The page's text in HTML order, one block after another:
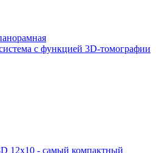
с функцией 3D-томографии
12x10 - самый компактный